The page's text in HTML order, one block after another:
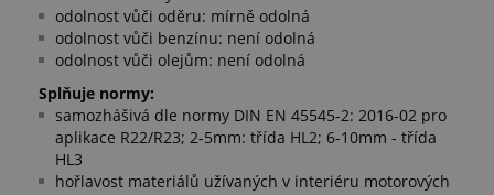
odolnost vůči oděru: mírně odolná
odolnost vůči benzínu: není odolná
odolnost vůči olejům: není odolná
Splňuje normy:
samozhášivá dle normy DIN EN 45545-2: 2016-02 pro
aplikace R22/R23; 2-5mm: třída HL2; 6-10mm - třída
HL3
hořlavost materiálů užívaných v interiéru motorových